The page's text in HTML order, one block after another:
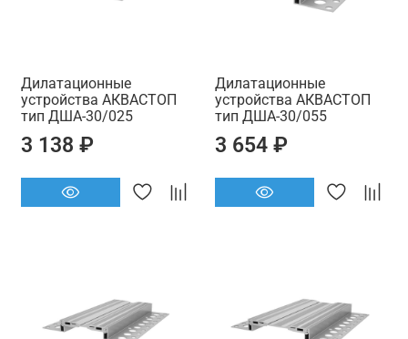
Дилатационные
устройства АКВАСТОП
тип ДША-30/025
3 138 ₽
Дилатационные
устройства АКВАСТОП
тип ДША-30/055
3 654 ₽